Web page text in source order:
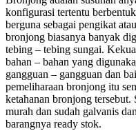
konfigurasi tertentu
berguna sebagai pengikat
bronjong biasanya banyak
tebing – tebing sungai.
bahan – bahan yang
gangguan – gangguan dan
pemeliharaan bronjong itu
ketahanan bronjong
murah dan sudah galvanis
barangnya ready stok.